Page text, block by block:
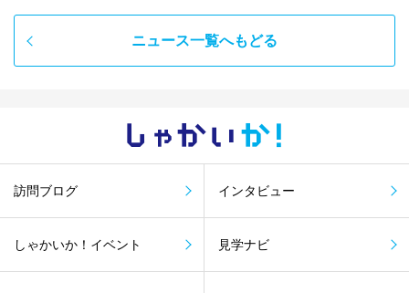
ニュース一覧へもどる
しゃかい か！
訪問ブログ インタビュー
しゃかいか！イベント 見学ナビ